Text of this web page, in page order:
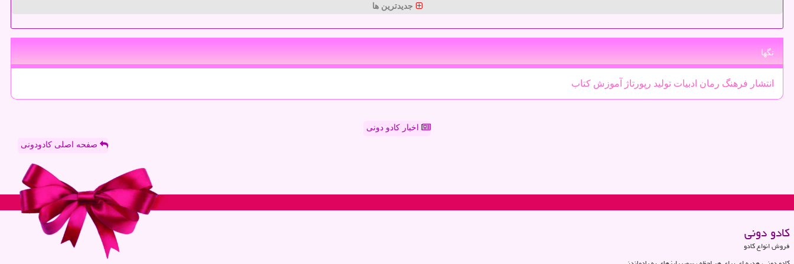
جدیدترین ها
تگها
انتشار فرهنگ رمان ادبیات تولید رپورتاژ آموزش كتاب
اخبار کادو دونی
صفحه اصلی کادودونی
كادو دونی
فروش انواع کادو